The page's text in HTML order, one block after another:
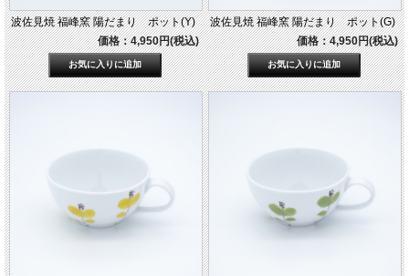
波佐見焼 福峰窯 陽だまり ポット(Y)
価格：4,950円(税込)
波佐見焼 福峰窯 陽だまり ポット(G)
価格：4,950円(税込)